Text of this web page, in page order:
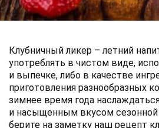
Клубничный ликер – летний
употреблять в чистом виде,
и выпечке, либо в качестве
приготовления разнообразных
зимнее время года
и насыщенным вкусом сезонной
берите на заметку наш рецепт